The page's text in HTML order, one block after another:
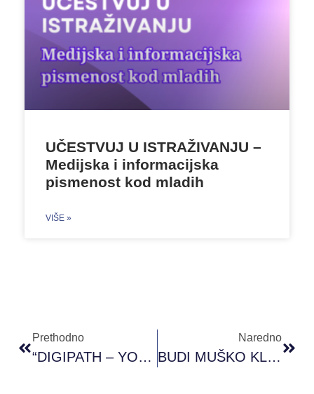
UČESTVUJ U ISTRAŽIVANJU –
Medijska i informacijska
pismenost kod mladih
VIŠE »
Prethodno
“DIGIPATH – YOUTH UP 4 POSSIBILITIES”
Naredno
BUDI MUŠKO KLUB BRČKO DISTRIKTA BOSNE I HERCEGOVINE